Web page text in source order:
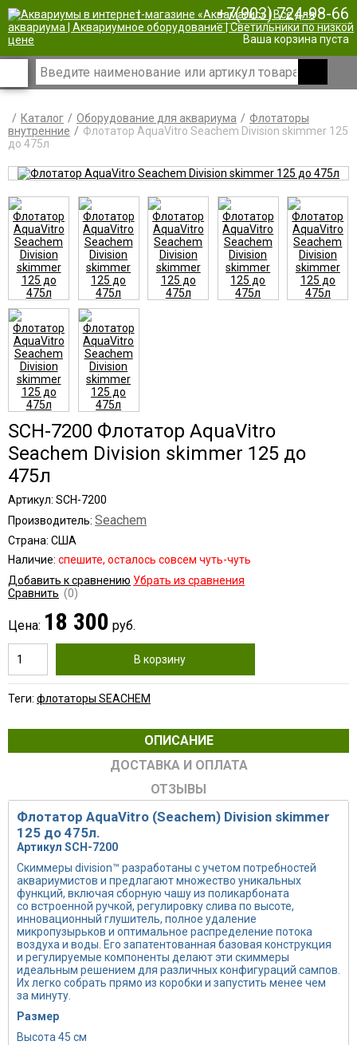
| +7(903) 724-98-66
Ваша корзина пуста
Каталог Оборудование для аквариума
Флотаторы
внутренние
Флотатор AquaVitro Seachem Division skimmer 125
до 475л
SCH-7200 Флотатор AquaVitro
Seachem Division skimmer 125 до
475л
Артикул: SCH-7200
Производитель: Seachem
Страна: США
Наличие: cпешите, осталось совсем чуть-чуть
Добавить к сравнению Убрать из сравнения
Сравнить (0)
Цена: 18 300 руб.
В корзину
Теги: флотаторы SEACHEM
ОПИСАНИЕ
ДОСТАВКА И ОПЛАТА
ОТЗЫВЫ
Флотатор AquaVitro (Seachem) Division skimmer
125 до 475л.
Артикул SCH-7200
Скиммеры division™ разработаны с учетом потребностей
аквариумистов и предлагают множество уникальных
функций, включая сборную чашу из поликарбоната
со встроенной ручкой, регулировку слива по высоте,
инновационный глушитель, полное удаление
микропузырьков и оптимальное распределение потока
воздуха и воды. Его запатентованная базовая конструкция
и регулируемые компоненты делают эти скиммеры
идеальным решением для различных конфигураций сампов.
Их легко собрать прямо из коробки и запустить менее чем
за минуту.
Размер
Высота 45 см